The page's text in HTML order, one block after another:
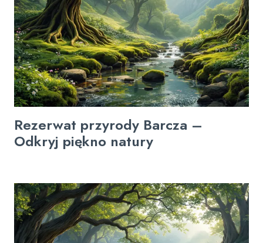
Rezerwat przyrody Barcza –
Odkryj piękno natury